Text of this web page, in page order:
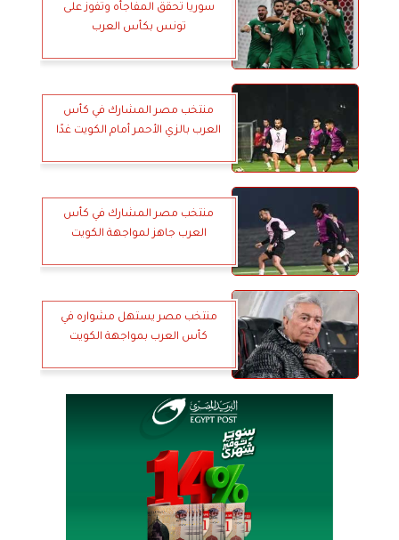
سوريا تحقق المفاجأه وتفوز على
تونس بكأس العرب
منتخب مصر المشارك في كأس
العرب بالزي الأحمر أمام الكويت غدًا
منتخب مصر المشارك في كأس
العرب جاهز لمواجهة الكويت
منتخب مصر يستهل مشواره في
كأس العرب بمواجهة الكويت